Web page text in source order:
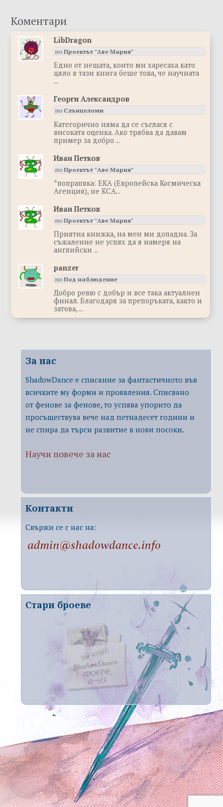
LibDragon
поПроектът "Аве Мария"
Eдно от нещата, които ми харесаха като
цяло в тази книга беше това, че научната
...
Георги Александров
по Слънцеломи
Категорично няма да се съглася с
високата оценка. Ако трябва да давам
пример за добро ...
Иван Петков
поПроектът "Аве Мария"
*попрапвка: ЕКА (Европейска Космическа
Агенция), не КСА...
Иван Петков
поПроектът "Аве Мария"
Приятна книжка, на мен ми допадна. За
съжаление не успях да я намеря на
английски ...
panzer
поПод наблюдение
Добро ревю с добър и все така актуалнен
финал. Благодаря за препоръката, както и
затова, ...
За нас
ShadowDance е списание за фантастичното във
всичките му форми и проявления. Списвано
от фенове за фенове, то успява упорито да
просъществува вече над петнадесет години и
не спира да търси развитие в нови посоки.
Научи повече за нас
Контакти
Свържи се с нас на:
Стари броеве